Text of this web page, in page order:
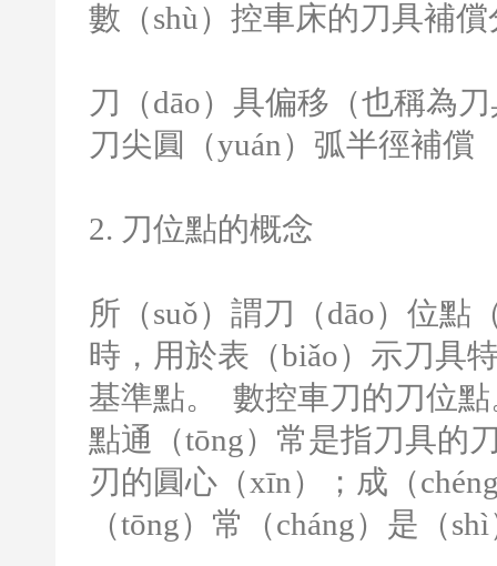
數（shù）控車床的刀具補
刀（dāo）具偏移（也稱為
刀尖圓（yuán）弧半徑補償
2. 刀位點的概念
所（suǒ）謂刀（dāo）位點
時，用於表（biǎo）示刀具
基準點。 數控車刀的刀位
點通（tōng）常是指刀具的
刃的圓心（xīn）；成（
（tōng）常（cháng）是（